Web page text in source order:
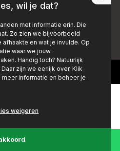
wil je dat?
met informatie erin. Die
Zo zien we bijvoorbeeld
afhaakte en wat je invulde. Op
waar we jouw
Handig toch? Natuurlijk
zijn we eerlijk over. Klik
meer informatie en beheer je
weigeren